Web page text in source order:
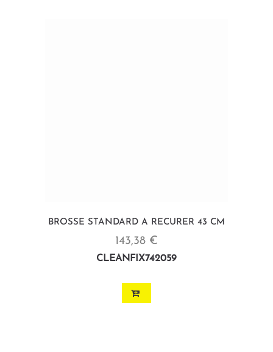
BROSSE STANDARD A RECURER 43 CM
143,38 €
CLEANFIX742059